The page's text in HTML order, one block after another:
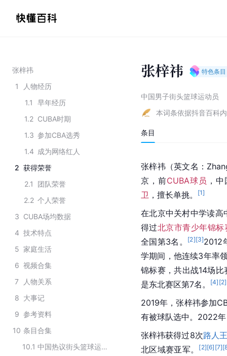
张梓祎
1
人物经历
1.1
早年经历
1.2 CUBA时期
1.3 参加CBA选秀
1.4 成为网络红人
2 获得荣誉
2.1
团队荣誉
2.2 个人荣誉
3 CUBA场均数据
4 技术特点
5 家庭生活
6 视频合集
7
人物关系
8 大事记
9 参考资料
10 条目合集
10.1
中国热议街头篮球运动员
张梓祎 特色条目
中国男子街头篮球运动员
本词条依据抖音百科
条目
张梓祎（英文名：
京，前CUBA球员 ，
卫 ，擅长单挑。 [1]
在北京中关村中学读高
得过北京市青少年锦标
全国第3名。
[2][3]2012
学期间，他连续3年率
锦标赛，共出战14场
是东北赛区第7名。
[4] [2]
2019年，张梓祎参加
有被球队选中。2022
张梓祎获得过8次路人
北区域赛亚军。
[2][6] [7][